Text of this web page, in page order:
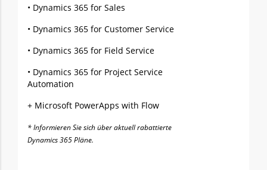
• Dynamics 365 for Sales
• Dynamics 365 for Customer Service
• Dynamics 365 for Field Service
• Dynamics 365 for Project Service
Automation
+ Microsoft PowerApps with Flow
* Informieren Sie sich über aktuell rabattierte
Dynamics 365 Pläne.